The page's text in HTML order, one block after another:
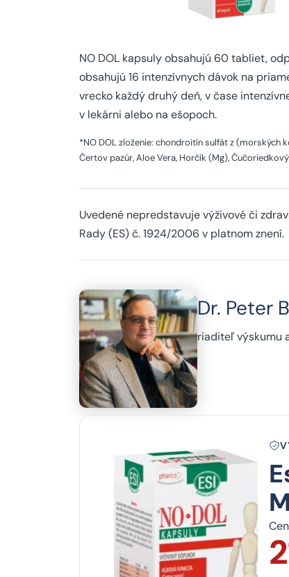
NO DOL kapsuly obsahujú 60 tabliet,
obsahujú 16 intenzívnych dávok na
vrecko každý druhý deň, v čase
v lekárni alebo na ešopoch.
*NO DOL zloženie: chondroitín sulfát z (morských
Čertov pazúr, Aloe Vera, Horčík (Mg),
Uvedené nepredstavuje výživové či
Rady (ES) č. 1924/2006 v platnom znení.
Dr. Peter
riaditeľ výskumu